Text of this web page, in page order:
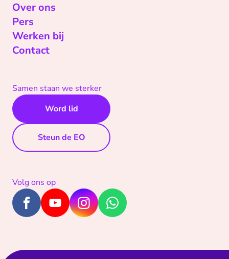
Over ons
Pers
Werken bij
Contact
Samen staan we sterker
Word lid
Steun de EO
Volg ons op